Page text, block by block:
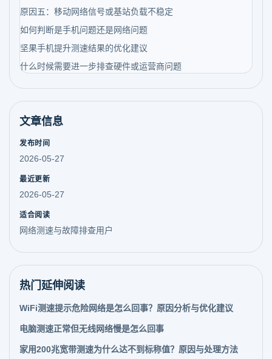
原因五：移动网络信号或基站负载不稳定
如何判断是手机问题还是网络问题
坚果手机提升测速结果的优化建议
什么时候需要进一步排查硬件或运营商问题
文章信息
发布时间
2026-05-27
最近更新
2026-05-27
适合阅读
网络测速与故障排查用户
热门延伸阅读
WiFi测速提示危险网络是怎么回事？原因分析与优化建议
电脑测速正常但无线网络慢是怎么回事
家用200兆宽带测速为什么达不到标称值？原因与处理方法